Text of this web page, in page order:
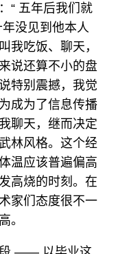
“ 五年后我们就
没见到他本人
我吃饭、聊天，
说还算不小的盘
特别震撼，我觉
成为了信息传播
聊天，继而决定
林风格。这个经
温应该普遍偏高
高烧的时刻。在
家们态度很不一
。